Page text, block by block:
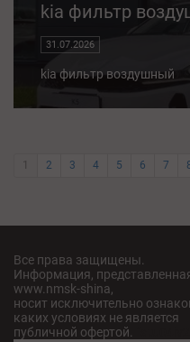
kia фильтр
31.07.2026
kia фильтр воздушный
1 2 3 4 5 6 7
Все права защищены.
Информация,
www.nmsk-shina,
носит исключительно
каких условиях не является
публичной офертой.